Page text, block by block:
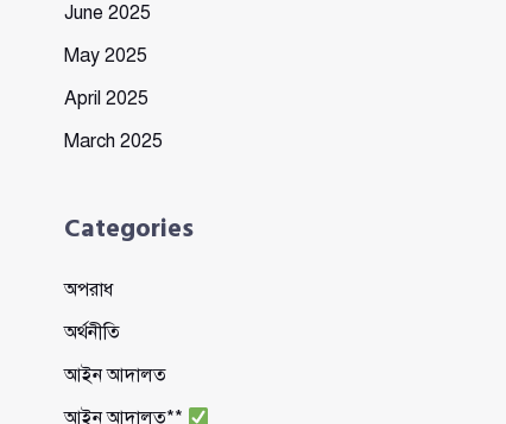
June 2025
May 2025
April 2025
March 2025
Categories
অপরাধ
অর্থনীতি
আইন আদালত
আইন আদালত**